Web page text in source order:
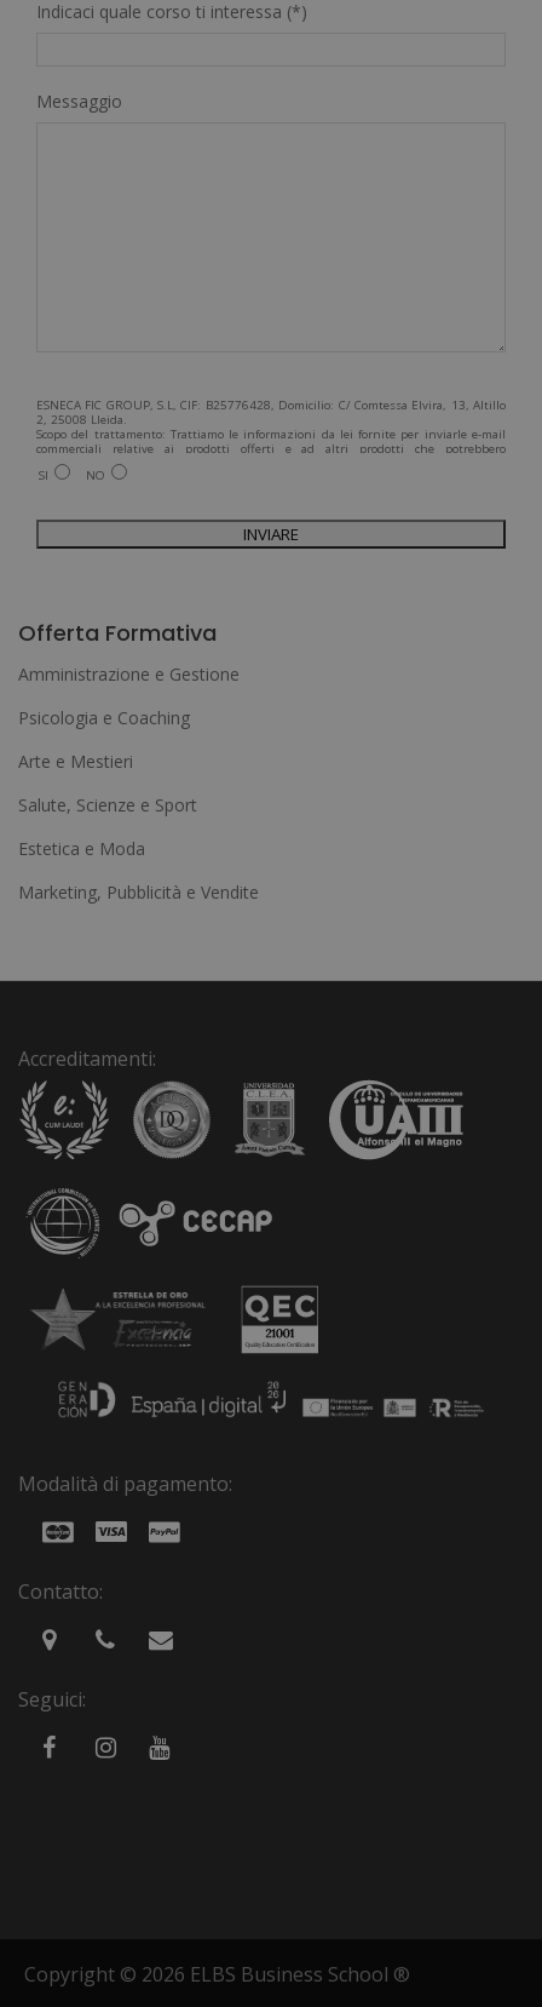
Indicaci quale corso ti interessa (*)
Messaggio
ESNECA FIC GROUP, S.L, CIF: B25776428, Domicilio: C/ Comtessa Elvira, 13, Altillo
2, 25008 Lleida.
Scopo del trattamento: Trattiamo le informazioni da lei fornite per inviarle e-mail
commerciali relative ai prodotti offerti e ad altri prodotti che potrebbero
interessarla. Legittimazione del trattamento: Consenso dell'interessato. Diritti:
Può esercitare i suoi diritti identificandosi sufficientemente e contattandoci
ricevere informazioni commerciali (per telefono e/o via e-mail):
SI NO
l
r
n
a
v
Offerta Formativa
Amministrazione e Gestione
Psicologia e Coaching
Arte e Mestieri
Salute, Scienze e Sport
Estetica e Moda
Marketing, Pubblicità e Vendite
Accreditamenti:
Modalità di pagamento:
Contatto:
Seguici:
Copyright © 2026 ELBS Business School ®